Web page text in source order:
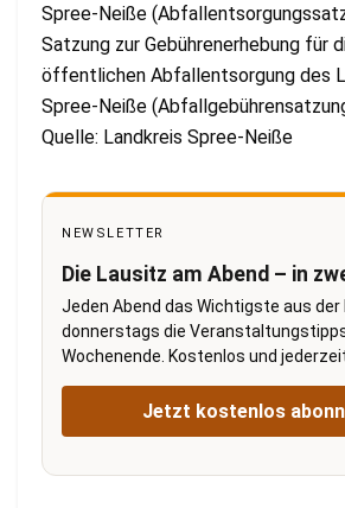
Spree-Neiße
Satzung zur Gebührenerhebung für
öffentlichen Abfallentsorgung des
Spree-Neiße
Quelle: Landkreis Spree-Neiße
NEWSLETTER
Die Lausitz am Abend – in
Jeden Abend das Wichtigste aus der
donnerstags die
Wochenende. Kostenlos und
Jetzt kostenlos